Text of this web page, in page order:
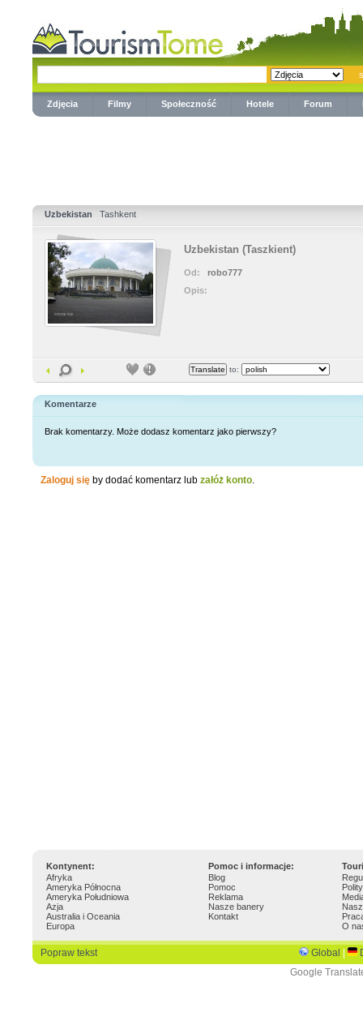
Zdjęcia Filmy Społeczność Hotele Forum
Uzbekistan Tashkent
Uzbekistan (Taszkient)
Od:
robo777
Opis:
to:
Komentarze
Brak komentarzy. Może dodasz komentarz jako pierwszy?
Zaloguj się by dodać komentarz lub załóż konto.
Kontynent: Pomoc i informacje:
Afryka
Ameryka Północna
Ameryka Południowa
Azja
Australia i Oceania
Europa
Blog
Pomoc
Reklama
Nasze banery
Kontakt
O
Popraw tekst Global
Google